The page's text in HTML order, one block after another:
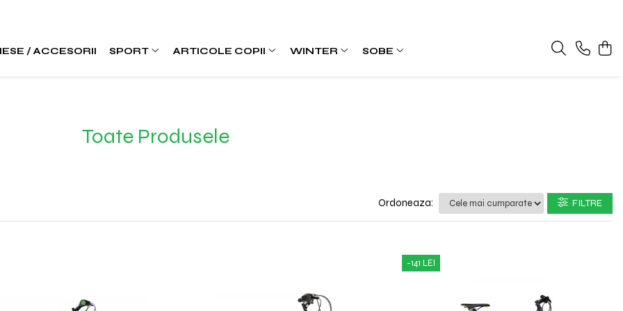
/ ACCESORII SPORT ARTICOLE COPII WINTER SOBE
Toate Produsele
FILTRE
Ordoneaza:
-141 LEI